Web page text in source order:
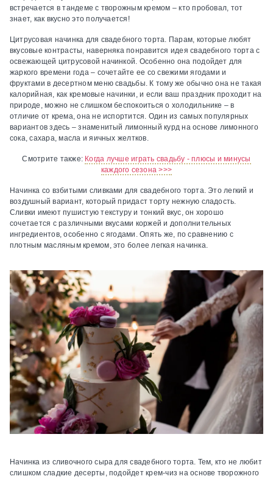
встречается в тандеме с творожным кремом – кто пробовал, тот
знает, как вкусно это получается!
Цитрусовая начинка для свадебного торта. Парам, которые любят
вкусовые контрасты, наверняка понравится идея свадебного торта с
освежающей цитрусовой начинкой. Особенно она подойдет для
жаркого времени года – сочетайте ее со свежими ягодами и
фруктами в десертном меню свадьбы. К тому же обычно она не такая
калорийная, как кремовые начинки, и если ваш праздник проходит на
природе, можно не слишком беспокоиться о холодильнике – в
отличие от крема, она не испортится. Один из самых популярных
вариантов здесь – знаменитый лимонный курд на основе лимонного
сока, сахара, масла и яичных желтков.
Смотрите также: Когда лучше играть свадьбу - плюсы и минусы
каждого сезона >>>
Начинка со взбитыми сливками для свадебного торта. Это легкий и
воздушный вариант, который придаст торту нежную сладость.
Сливки имеют пушистую текстуру и тонкий вкус, он хорошо
сочетается с различными вкусами коржей и дополнительных
ингредиентов, особенно с ягодами. Опять же, по сравнению с
плотным масляным кремом, это более легкая начинка.
Начинка из сливочного сыра для свадебного торта. Тем, кто не любит
слишком сладкие десерты, подойдет крем-чиз на основе творожного